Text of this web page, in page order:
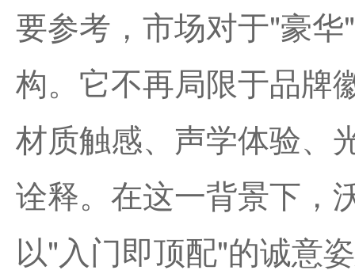
要参考，市场对于"豪
构。它不再局限于品牌
材质触感、声学体验、
诠释。在这一背景下，
以"入门即顶配"的诚意